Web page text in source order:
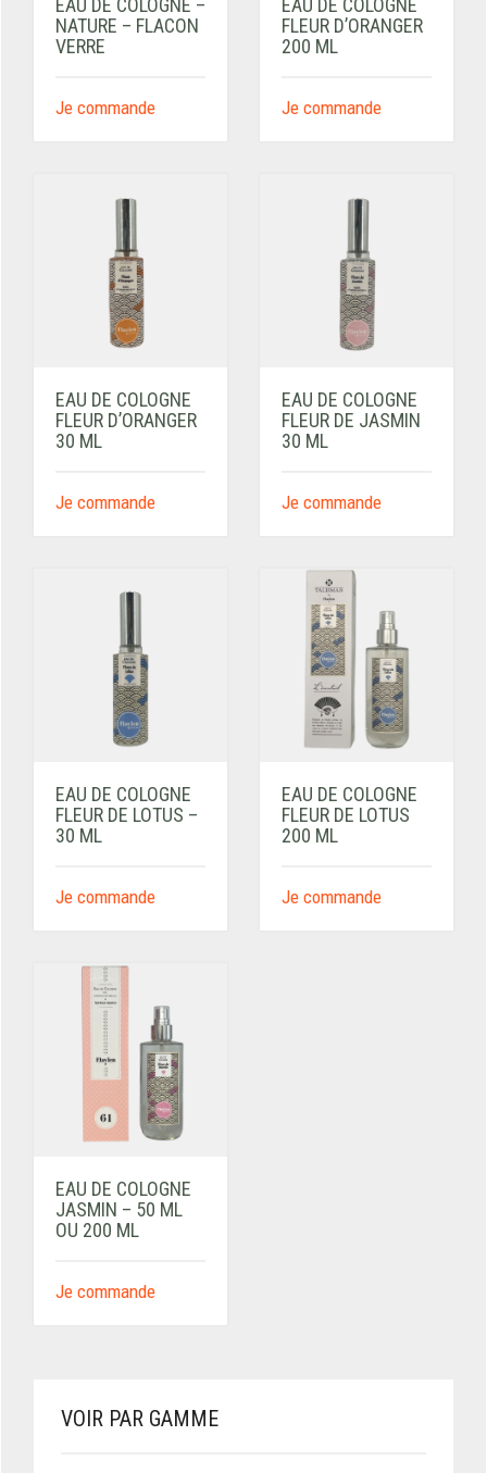
EAU DE COLOGNE –
NATURE – FLACON
VERRE
Je commande
EAU DE COLOGNE
FLEUR D’ORANGER
200 ML
Je commande
EAU DE COLOGNE
FLEUR D’ORANGER
30 ML
Je commande
EAU DE COLOGNE
FLEUR DE JASMIN
30 ML
Je commande
EAU DE COLOGNE
FLEUR DE LOTUS –
30 ML
Je commande
EAU DE COLOGNE
FLEUR DE LOTUS
200 ML
Je commande
EAU DE COLOGNE
JASMIN – 50 ML
OU 200 ML
Je commande
VOIR PAR GAMME